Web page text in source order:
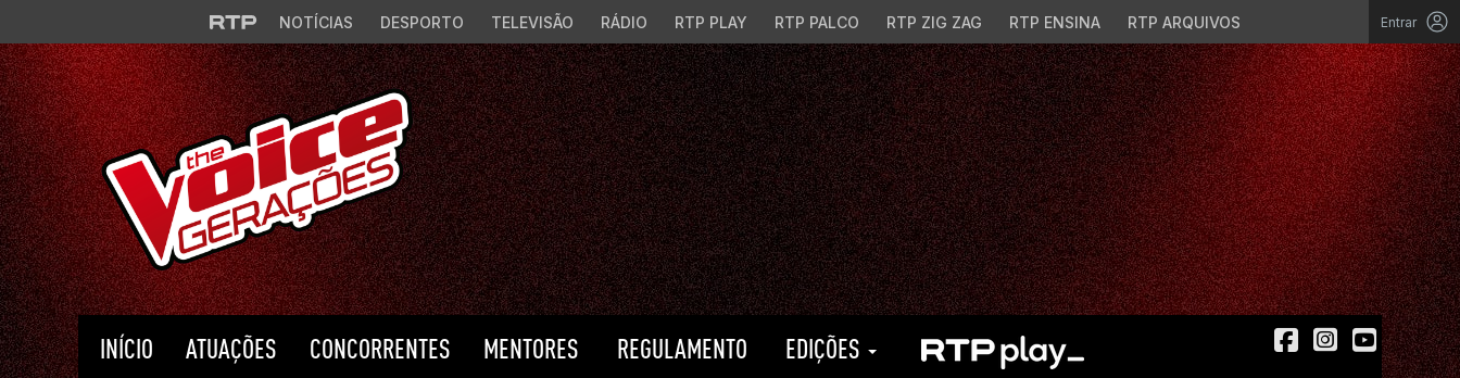
Saltar para o conteúdo principal
NOTÍCIAS DESPORTO TELEVISÃO RÁDIO RTP PLAY RTP PALCO RTP ZIG ZAG RTP ENSINA RTP ARQUIVOS Entrar
INÍCIO ATUAÇÕES CONCORRENTES MENTORES REGULAMENTO EDIÇÕES